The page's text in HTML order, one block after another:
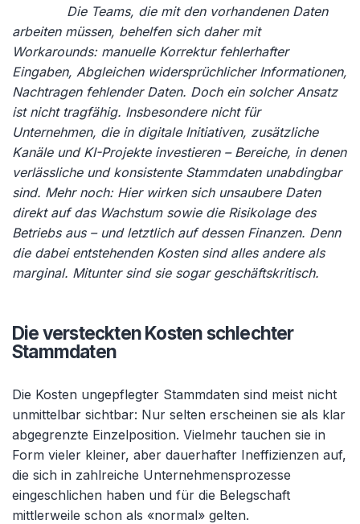
Die Teams, die mit den vorhandenen Daten
arbeiten müssen, behelfen sich daher mit
Workarounds: manuelle Korrektur fehlerhafter
Eingaben, Abgleichen widersprüchlicher Informationen,
Nachtragen fehlender Daten. Doch ein solcher Ansatz
ist nicht tragfähig. Insbesondere nicht für
Unternehmen, die in digitale Initiativen, zusätzliche
Kanäle und KI-Projekte investieren – Bereiche, in denen
verlässliche und konsistente Stammdaten unabdingbar
sind. Mehr noch: Hier wirken sich unsaubere Daten
direkt auf das Wachstum sowie die Risikolage des
Betriebs aus – und letztlich auf dessen Finanzen. Denn
die dabei entstehenden Kosten sind alles andere als
marginal. Mitunter sind sie sogar geschäftskritisch.
Die versteckten Kosten schlechter
Stammdaten
Die Kosten ungepflegter Stammdaten sind meist nicht
unmittelbar sichtbar: Nur selten erscheinen sie als klar
abgegrenzte Einzelposition. Vielmehr tauchen sie in
Form vieler kleiner, aber dauerhafter Ineffizienzen auf,
die sich in zahlreiche Unternehmensprozesse
eingeschlichen haben und für die Belegschaft
mittlerweile schon als «normal» gelten.